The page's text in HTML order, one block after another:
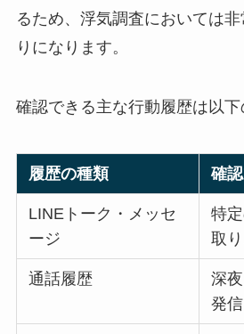
るため、浮気調査においては
りになります。
確認できる主な行動履歴は以下
履歴の種類 確
LINEトーク・メッセ
ージ
特
取
通話履歴
深
発